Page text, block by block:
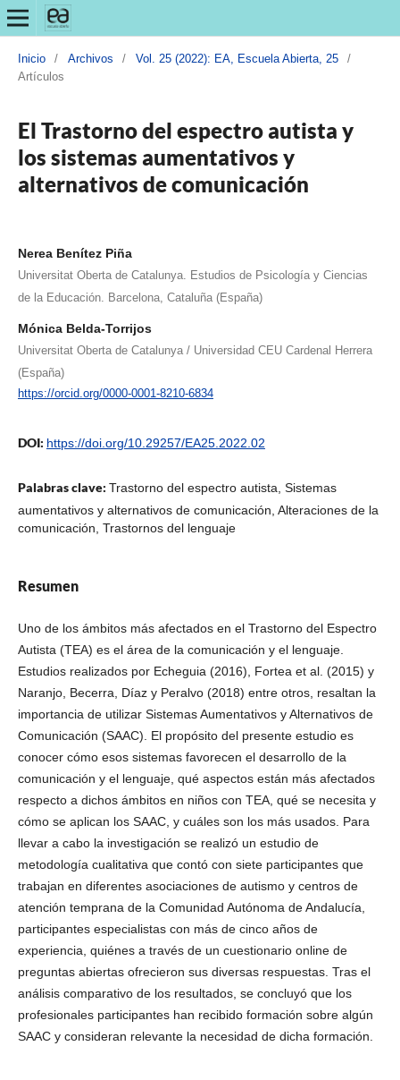
Inicio / Archivos / Vol. 25 (2022): EA, Escuela Abierta, 25
/
Artículos
El Trastorno del espectro autista y
los sistemas aumentativos y
alternativos de comunicación
Nerea Benítez Piña
Universitat Oberta de Catalunya. Estudios de Psicología y Ciencias
de la Educación. Barcelona, Cataluña (España)
Mónica Belda-Torrijos
Universitat Oberta de Catalunya / Universidad CEU Cardenal Herrera
(España)
https://orcid.org/0000-0001-8210-6834
DOI: https://doi.org/10.29257/EA25.2022.02
Palabras clave: Trastorno del espectro autista, Sistemas
aumentativos y alternativos de comunicación, Alteraciones de la
comunicación, Trastornos del lenguaje
Resumen
Uno de los ámbitos más afectados en el Trastorno del Espectro
Autista (TEA) es el área de la comunicación y el lenguaje.
Estudios realizados por Echeguia (2016), Fortea et al. (2015) y
Naranjo, Becerra, Díaz y Peralvo (2018) entre otros, resaltan la
importancia de utilizar Sistemas Aumentativos y Alternativos de
Comunicación (SAAC). El propósito del presente estudio es
conocer cómo esos sistemas favorecen el desarrollo de la
comunicación y el lenguaje, qué aspectos están más afectados
respecto a dichos ámbitos en niños con TEA, qué se necesita y
cómo se aplican los SAAC, y cuáles son los más usados. Para
llevar a cabo la investigación se realizó un estudio de
metodología cualitativa que contó con siete participantes que
trabajan en diferentes asociaciones de autismo y centros de
atención temprana de la Comunidad Autónoma de Andalucía,
participantes especialistas con más de cinco años de
experiencia, quiénes a través de un cuestionario online de
preguntas abiertas ofrecieron sus diversas respuestas. Tras el
análisis comparativo de los resultados, se concluyó que los
profesionales participantes han recibido formación sobre algún
SAAC y consideran relevante la necesidad de dicha formación.